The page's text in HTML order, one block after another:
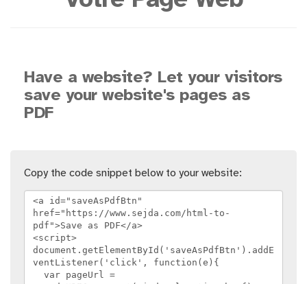
Have a website? Let your visitors
save your website's pages as
PDF
Copy the code snippet below to your website: